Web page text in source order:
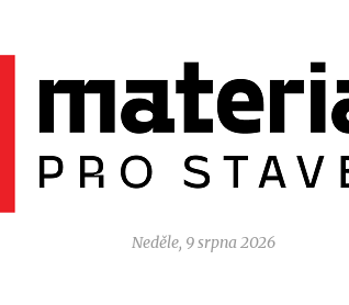
Neděle, 9 srpna 2026